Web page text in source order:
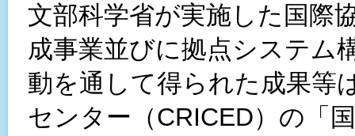
文部科学省が実施した国際
成事業並びに拠点システム
動を通して得られた成果等
センター（CRICED）の「